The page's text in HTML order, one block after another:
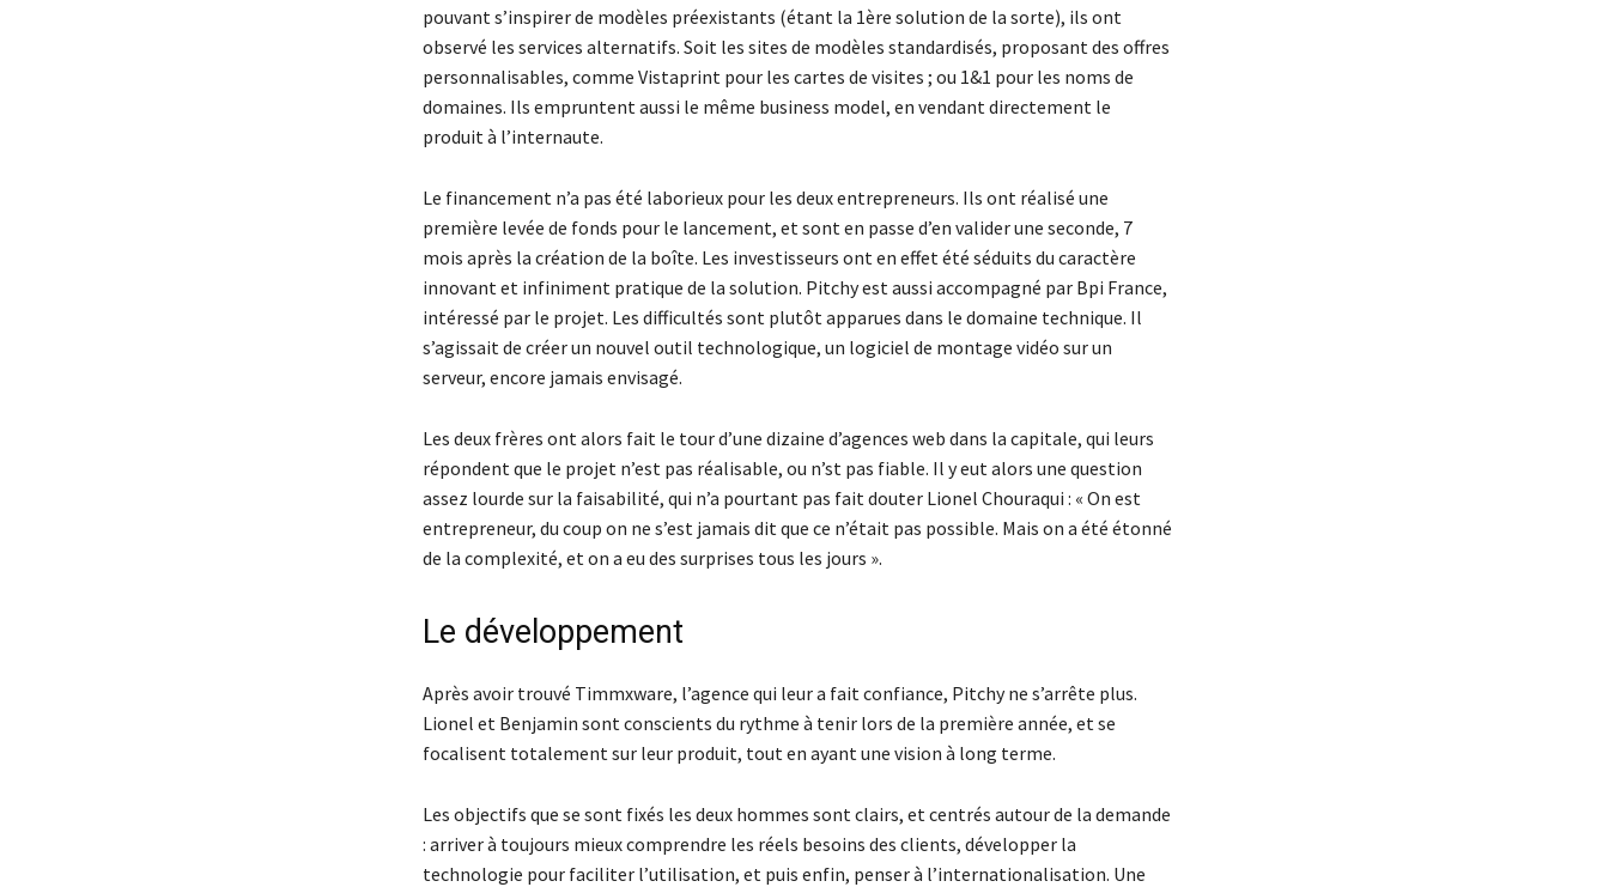
pouvant s’inspirer de modèles préexistants (étant la 1ère solution de la sorte), ils ont
observé les services alternatifs. Soit les sites de modèles standardisés, proposant des offres
personnalisables, comme Vistaprint pour les cartes de visites ; ou 1&1 pour les noms de
domaines. Ils empruntent aussi le même business model, en vendant directement le
produit à l’internaute.
Le financement n’a pas été laborieux pour les deux entrepreneurs. Ils ont réalisé une
première levée de fonds pour le lancement, et sont en passe d’en valider une seconde, 7
mois après la création de la boîte. Les investisseurs ont en effet été séduits du caractère
innovant et infiniment pratique de la solution. Pitchy est aussi accompagné par Bpi France,
intéressé par le projet. Les difficultés sont plutôt apparues dans le domaine technique. Il
s’agissait de créer un nouvel outil technologique, un logiciel de montage vidéo sur un
serveur, encore jamais envisagé.
Les deux frères ont alors fait le tour d’une dizaine d’agences web dans la capitale, qui leurs
répondent que le projet n’est pas réalisable, ou n’st pas fiable. Il y eut alors une question
assez lourde sur la faisabilité, qui n’a pourtant pas fait douter Lionel Chouraqui : « On est
entrepreneur, du coup on ne s’est jamais dit que ce n’était pas possible. Mais on a été étonné
de la complexité, et on a eu des surprises tous les jours ».
Le développement
Après avoir trouvé Timmxware, l’agence qui leur a fait confiance, Pitchy ne s’arrête plus.
Lionel et Benjamin sont conscients du rythme à tenir lors de la première année, et se
focalisent totalement sur leur produit, tout en ayant une vision à long terme.
Les objectifs que se sont fixés les deux hommes sont clairs, et centrés autour de la demande
: arriver à toujours mieux comprendre les réels besoins des clients, développer la
technologie pour faciliter l’utilisation, et puis enfin, penser à l’internationalisation. Une